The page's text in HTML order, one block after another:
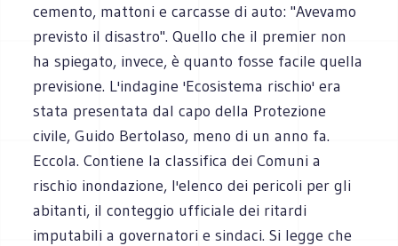
cemento, mattoni e carcasse di auto: "Avevamo
previsto il disastro". Quello che il premier non
ha spiegato, invece, è quanto fosse facile quella
previsione. L'indagine 'Ecosistema rischio' era
stata presentata dal capo della Protezione
civile, Guido Bertolaso, meno di un anno fa.
Eccola. Contiene la classifica dei Comuni a
rischio inondazione, l'elenco dei pericoli per gli
abitanti, il conteggio ufficiale dei ritardi
imputabili a governatori e sindaci. Si legge che